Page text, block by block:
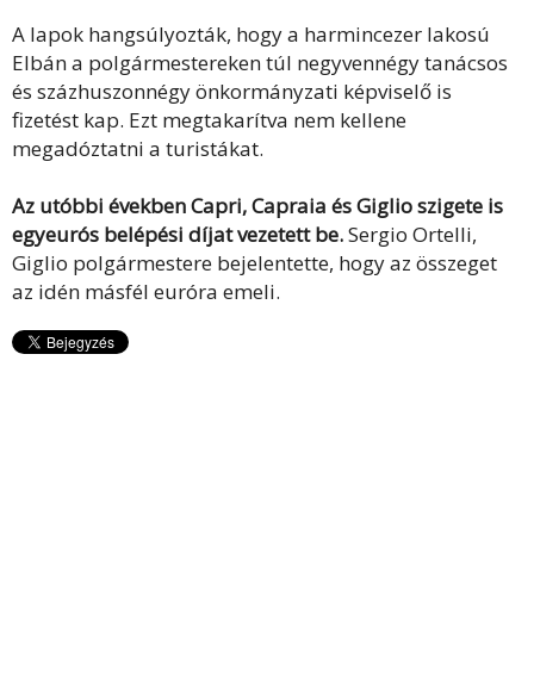
A lapok hangsúlyozták, hogy a harmincezer lakosú
Elbán a polgármestereken túl negyvennégy tanácsos
és százhuszonnégy önkormányzati képviselő is
fizetést kap. Ezt megtakarítva nem kellene
megadóztatni a turistákat.
Az utóbbi években Capri, Capraia és Giglio szigete is
egyeurós belépési díjat vezetett be.Sergio Ortelli,
Giglio polgármestere bejelentette, hogy az összeget
az idén másfél euróra emeli.